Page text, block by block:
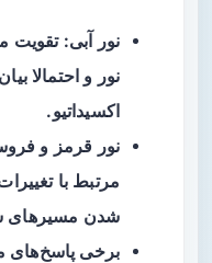
نور آبی: تقویت
نور و احتمالا
اکسیداتیو.
نور قرمز و
مرتبط با
شدن مسیرهای
برخی پاسخ‌های